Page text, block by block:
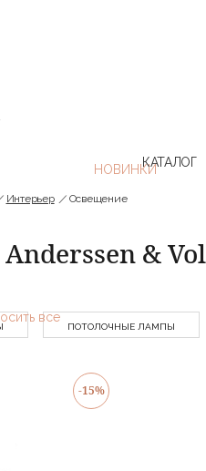
КАТАЛОГ
Интерьер Освещение
&
все
ПОТОЛОЧНЫЕ ЛАМПЫ
-15%